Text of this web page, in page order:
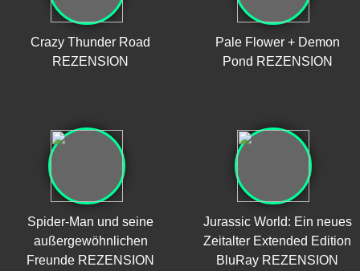
Crazy Thunder Road
REZENSION
Pale Flower + Demon
Pond REZENSION
Spider-Man und seine
außergewöhnlichen
Freunde REZENSION
Jurassic World: Ein neues
Zeitalter Extended Edition
BluRay REZENSION